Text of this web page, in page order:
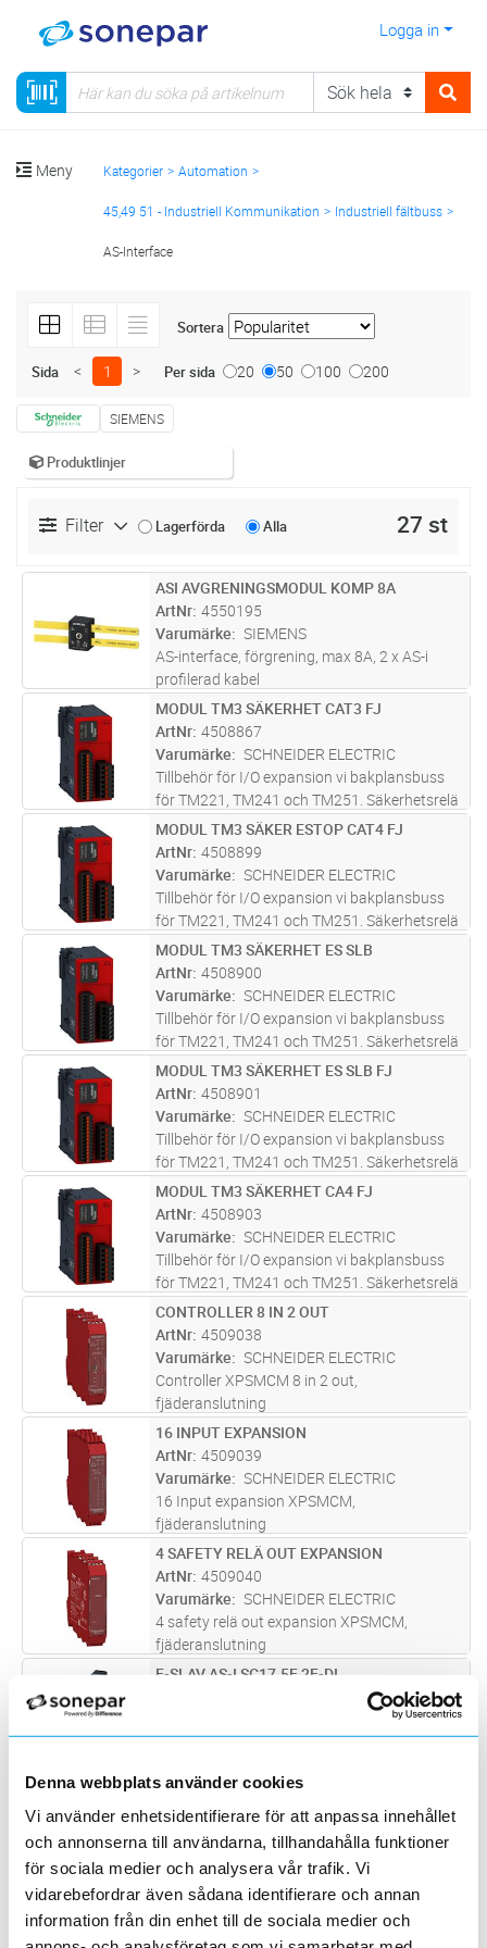
Denna webbplats använder cookies
Vi använder enhetsidentifierare för att anpassa innehållet
och annonserna till användarna, tillhandahålla funktioner
för sociala medier och analysera vår trafik. Vi
vidarebefordrar även sådana identifierare och annan
information från din enhet till de sociala medier och
Logga in
Meny Kategorier Automation
45,49 51 - Industriell Kommunikation Industriell fältbuss
AS-Interface
Sortera
Sida < 1 > Per sida 20 50 100 200
SIEMENS
Produktlinjer
Filter Lagerförda Alla 27 st
ST Lägg i kundvagn
ASI AVGRENINGSMODUL KOMP 8A
ArtNr 4550195
Varumärke
SIEMENS
AS-interface, förgrening, max 8A, 2 x AS-i
profilerad kabel
ST Lägg i kundvagn
MODUL TM3 SÄKERHET CAT3 FJ
ArtNr 4508867
Varumärke
SCHNEIDER ELECTRIC
Tillbehör för I/O expansion vi bakplansbuss
för TM221, TM241 och TM251. Säkerhetsrelä
vars status kan läsas av PLC via
bakplansbus,
ST Lägg i kundvagn
MODUL TM3 SÄKER ESTOP CAT4 FJ
ArtNr 4508899
Varumärke
SCHNEIDER ELECTRIC
Tillbehör för I/O expansion vi bakplansbuss
för TM221, TM241 och TM251. Säkerhetsrelä
vars status kan läsas av PLC via
bakplansbus,
ST Lägg i kundvagn
MODUL TM3 SÄKERHET ES SLB
ArtNr 4508900
Varumärke
SCHNEIDER ELECTRIC
Tillbehör för I/O expansion vi bakplansbuss
för TM221, TM241 och TM251. Säkerhetsrelä
vars status kan läsas av PLC via
bakplansbus,
ST Lägg i kundvagn
MODUL TM3 SÄKERHET ES SLB FJ
ArtNr 4508901
Varumärke
SCHNEIDER ELECTRIC
Tillbehör för I/O expansion vi bakplansbuss
för TM221, TM241 och TM251. Säkerhetsrelä
vars status kan läsas av PLC via
bakplansbus,
ST Lägg i kundvagn
MODUL TM3 SÄKERHET CA4 FJ
ArtNr 4508903
Varumärke
SCHNEIDER ELECTRIC
Tillbehör för I/O expansion vi bakplansbuss
för TM221, TM241 och TM251. Säkerhetsrelä
vars status kan läsas av PLC via
bakplansbus,
ST Lägg i kundvagn
CONTROLLER 8 IN 2 OUT
ArtNr 4509038
Varumärke
SCHNEIDER ELECTRIC
Controller XPSMCM 8 in 2 out,
fjäderanslutning
ST Lägg i kundvagn
16 INPUT EXPANSION
ArtNr 4509039
Varumärke
SCHNEIDER ELECTRIC
16 Input expansion XPSMCM,
fjäderanslutning
ST Lägg i kundvagn
4 SAFETY RELÄ OUT EXPANSION
ArtNr 4509040
Varumärke
SCHNEIDER ELECTRIC
4 safety relä out expansion XPSMCM,
fjäderanslutning
ST Lägg i kundvagn
F-SLAV AS-I SC17.5F 2F-DI
AS-interface, felsäkerslav, slimline kompakt
F-SLAV AS-I SC17.5F 2F-DI
ArtNr 4550019
Varumärke SIEMENS
AS-interface, felsäker slav, slimline kompakt
SC17.5, IP20, 2F-DI, fjäderplint
ST Lägg i kundvagn
AS-INTERFACE DIG IN/UT KO
ArtNr
4550050